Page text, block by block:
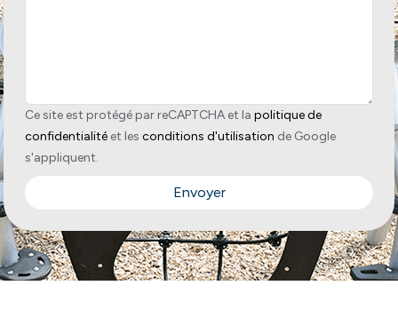
Ce site est protégé par reCAPTCHA et la politique de
confidentialité et les conditions d'utilisation de Google
s'appliquent.
Envoyer